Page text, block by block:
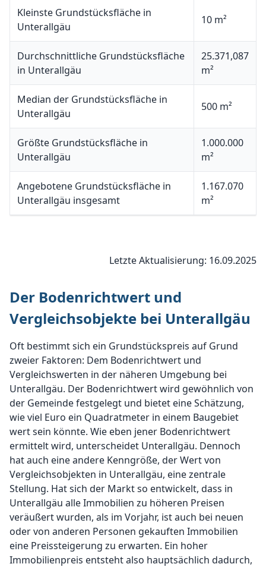
Kleinste Grundstücksfläche in
Unterallgäu
10 m²
Durchschnittliche Grundstücksfläche
in Unterallgäu
25.371,087
m²
Median der Grundstücksfläche in
Unterallgäu
500 m²
Größte Grundstücksfläche in
Unterallgäu
1.000.000
m²
Angebotene Grundstücksfläche in
Unterallgäu insgesamt
1.167.070
m²
Letzte Aktualisierung: 16.09.2025
Der Bodenrichtwert und
Vergleichsobjekte bei Unterallgäu
Oft bestimmt sich ein Grundstückspreis auf Grund
zweier Faktoren: Dem Bodenrichtwert und
Vergleichswerten in der näheren Umgebung bei
Unterallgäu. Der Bodenrichtwert wird gewöhnlich von
der Gemeinde festgelegt und bietet eine Schätzung,
wie viel Euro ein Quadratmeter in einem Baugebiet
wert sein könnte. Wie eben jener Bodenrichtwert
ermittelt wird, unterscheidet Unterallgäu. Dennoch
hat auch eine andere Kenngröße, der Wert von
Vergleichsobjekten in Unterallgäu, eine zentrale
Stellung. Hat sich der Markt so entwickelt, dass in
Unterallgäu alle Immobilien zu höheren Preisen
veräußert wurden, als im Vorjahr, ist auch bei neuen
oder von anderen Personen gekauften Immobilien
eine Preissteigerung zu erwarten. Ein hoher
Immobilienpreis entsteht also hauptsächlich dadurch,